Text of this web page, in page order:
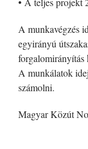
A munkavégzés
egyirányú
forgalomirányítás
A munkálatok
számolni.
Magyar Közút